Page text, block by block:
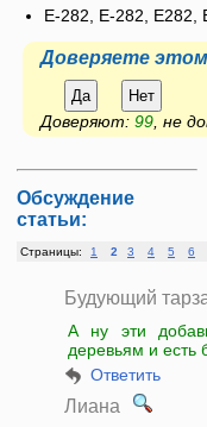
E-282, Е-282, Е282,
Доверяете
Да Нет
Доверяют: 99 , не
Обсуждение
статьи:
Страницы: 1 2 3 4 5 6
Будующий
А ну эти
деревьям и есть
Ответить
Лиана